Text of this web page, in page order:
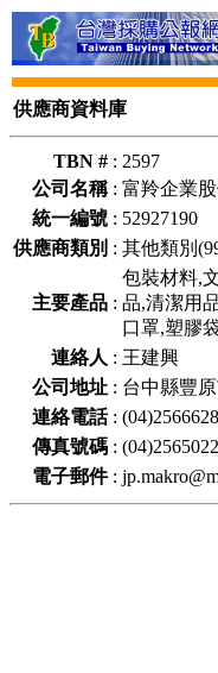
供應商資料庫
TBN # : 2597
公司名稱: 富羚企業
統一編號 : 52927190
供應商類別 : 其他類別
主要產品 :
包裝材料,
品,清潔用
口罩,塑膠
連絡人 : 王建興
公司地址 : 台中縣豐
連絡電話:
傳真號碼 :
電子郵件: